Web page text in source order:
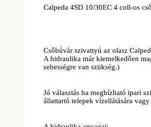
Calpeda 4SD 10/30EC 4 coll-os
Csőbúvár szivattyú az olasz
A hidraulika már kiemelkedően
sebességre van szükség.)
Jó választás ha megbízható ipari
állattartó telepek vízellátására